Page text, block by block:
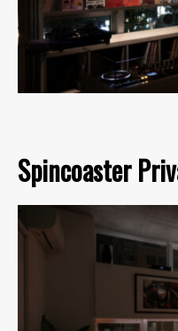
Spincoaster